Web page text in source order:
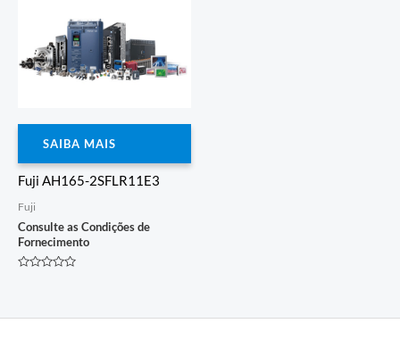
SAIBA MAIS
Fuji AH165-2SFLR11E3
Fuji
Consulte as Condições de
Fornecimento